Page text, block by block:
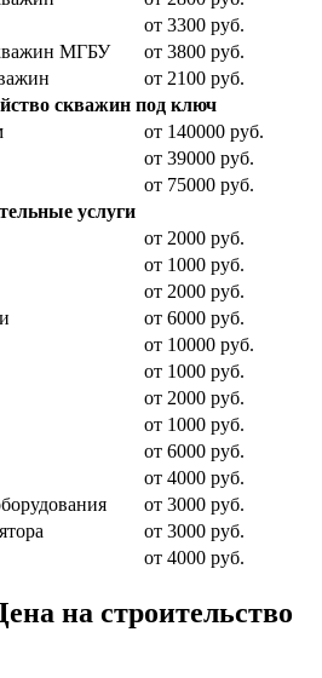
от 3300 руб.
МГБУ
от 3800 руб.
от 2100 руб.
скважин под ключ
от 140000 руб.
от 39000 руб.
от 75000 руб.
услуги
от 2000 руб.
от 1000 руб.
от 2000 руб.
от 6000 руб.
от 10000 руб.
от 1000 руб.
от 2000 руб.
от 1000 руб.
от 6000 руб.
от 4000 руб.
от 3000 руб.
от 3000 руб.
от 4000 руб.
на строительство